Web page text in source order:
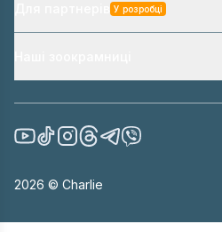
У розробці
2026 © Charlie